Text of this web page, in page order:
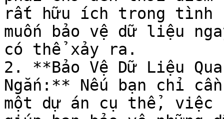
rất hữu ích trong tình
muốn bảo vệ dữ liệu
có thể xảy ra.
2. **Bảo Vệ Dữ Liệu
Ngắn:** Nếu bạn chỉ
một dự án cụ thể, việc